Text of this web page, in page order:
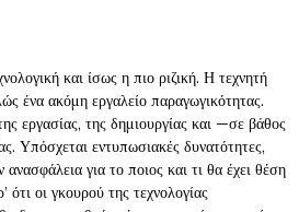
και ίσως η πιο ριζική. Η τεχνητή
ένα ακόμη εργαλείο παραγωγικότητας.
εργασίας, της δημιουργίας και —σε βάθος
Υπόσχεται εντυπωσιακές δυνατότητες,
ανασφάλεια για το ποιος και τι θα έχει θέση
οι γκουρού της τεχνολογίας